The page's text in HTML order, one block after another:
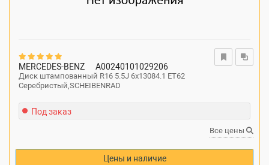
MERCEDES-BENZ A00240101029206
Диск штампованный R16 5.5J 6x13084.1 ET62
Серебристый,SCHEIBENRAD
Под заказ
Все цены
Цены и наличие